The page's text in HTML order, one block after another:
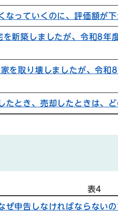
なっていくのに、評価額が
新築しましたが、令和8年
を取り壊しましたが、令和
たとき、売却したときは、
表4
ぜ申告しなければならないの